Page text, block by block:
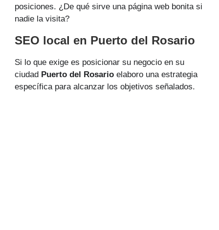
posiciones. ¿De qué sirve una página web bonita si
nadie la visita?
SEO local en Puerto del Rosario
Si lo que exige es posicionar su negocio en su
ciudad Puerto del Rosario elaboro una estrategia
específica para alcanzar los objetivos señalados.